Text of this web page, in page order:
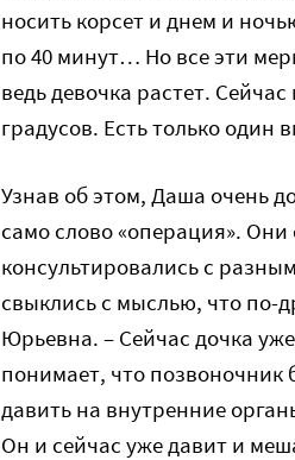
носить корсет и днем и
по 40 минут… Но все эти
ведь девочка растет.
градусов. Есть только один
Узнав об этом, Даша очень
само слово «операция». Они
консультировались с
свыклись с мыслью, что по-
Юрьевна. – Сейчас дочка
понимает, что позвоночник
давить на внутренние
Он и сейчас уже давит и